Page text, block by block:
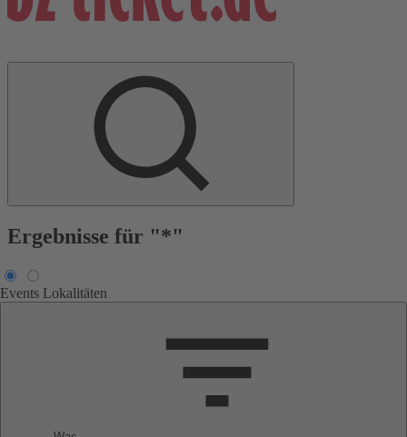
Ergebnisse für "*"
Events Lokalitäten